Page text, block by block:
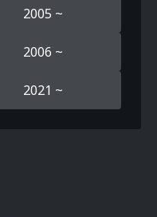
2005 ~
2006 ~
2021 ~